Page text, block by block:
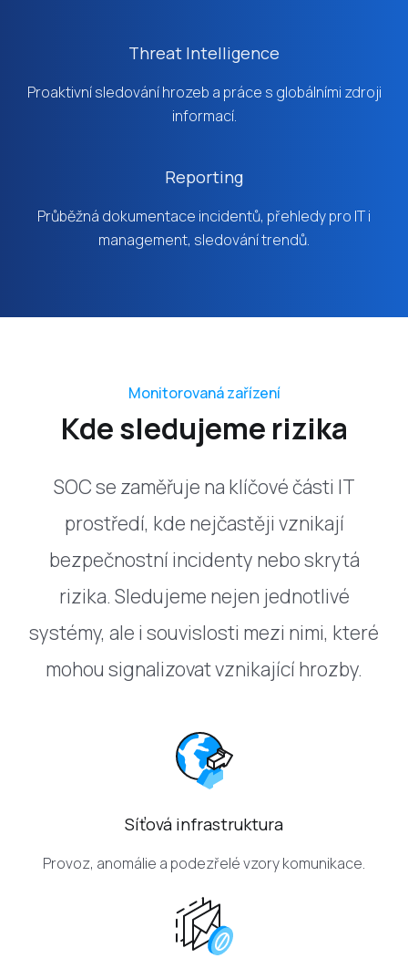
Threat Intelligence
Proaktivní sledování hrozeb a práce s globálními zdroji
informací.
Reporting
Průběžná dokumentace incidentů, přehledy pro IT i
management, sledování trendů.
Monitorovaná zařízení
Kde sledujeme rizika
SOC se zaměřuje na klíčové části IT
prostředí, kde nejčastěji vznikají
bezpečnostní incidenty nebo skrytá
rizika. Sledujeme nejen jednotlivé
systémy, ale i souvislosti mezi nimi, které
mohou signalizovat vznikající hrozby.
Síťová infrastruktura
Provoz, anomálie a podezřelé vzory komunikace.